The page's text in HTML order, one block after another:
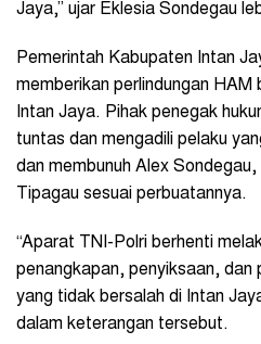
Jaya,” ujar Eklesia Sondegau
Pemerintah Kabupaten Intan
memberikan perlindungan HAM
Intan Jaya. Pihak penegak
tuntas dan mengadili pelaku
dan membunuh Alex
Tipagau sesuai perbuatannya.
“Aparat TNI-Polri berhenti
penangkapan, penyiksaan, dan
yang tidak bersalah di Intan
dalam keterangan tersebut.